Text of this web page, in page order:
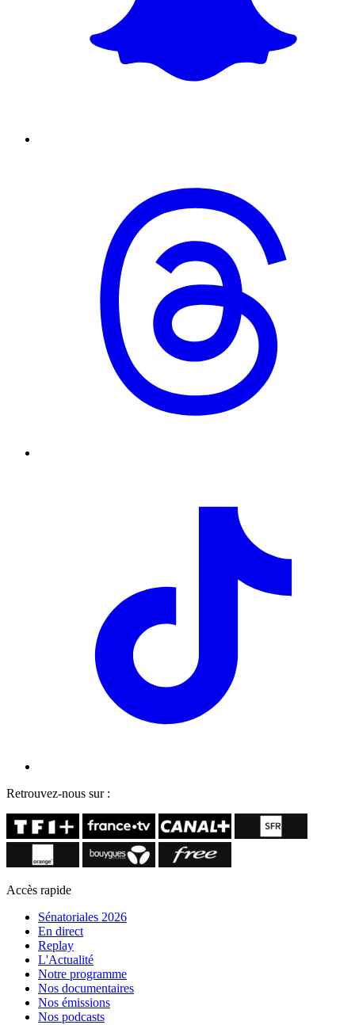
Retrouvez-nous sur :
Accès rapide
Sénatoriales 2026
En direct
Replay
L'Actualité
Notre programme
Nos documentaires
Nos émissions
Nos podcasts